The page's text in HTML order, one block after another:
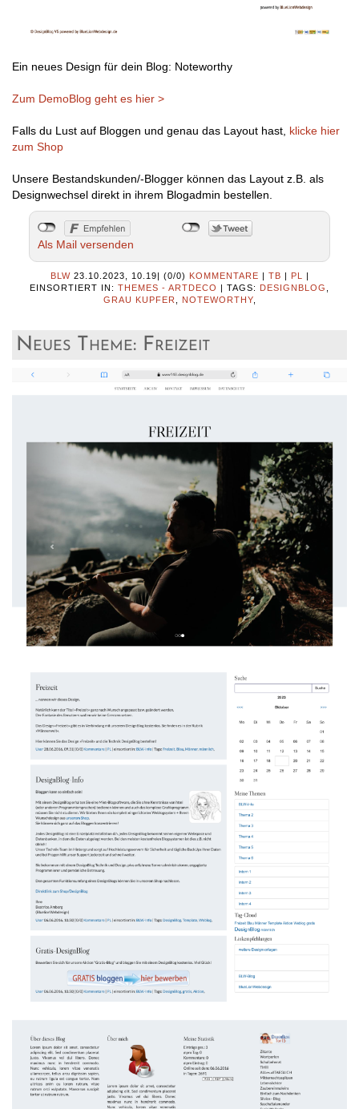
Ein neues Design für dein Blog: Noteworthy
Zum DemoBlog geht es hier >
Falls du Lust auf Bloggen und genau das Layout hast, klicke hier
zum Shop
Unsere Bestandskunden/-Blogger können das Layout z.B. als
Designwechsel direkt in ihrem Blogadmin bestellen.
Als Mail versenden
BLW 23.10.2023, 10.19| (0/0) KOMMENTARE | TB | PL
|
EINSORTIERT IN: THEMES - ARTDECO | TAGS: DESIGNBLOG
GRAU KUPFER
NOTEWORTHY,
Neues Theme: Freizeit